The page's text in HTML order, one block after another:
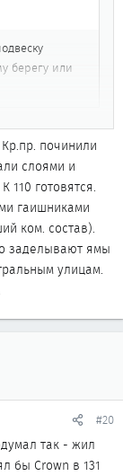
берегу или
состоянии. Про
удивлялся.
дорогой. А
мере на
починили
слоями и
110 готовятся.
гаишниками
ком. состав).
заделывают ямы
улицам.
#20
так - жил
бы Crown в 131